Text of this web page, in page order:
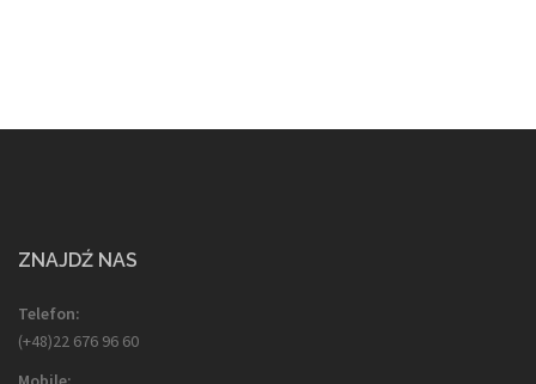
ZNAJDŹ NAS
Telefon:
(+48)22 676 96 60